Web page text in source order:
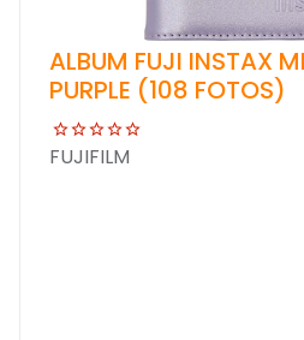
ALBUM FUJI INSTAX
PURPLE (108 FOTOS)
FUJIFILM